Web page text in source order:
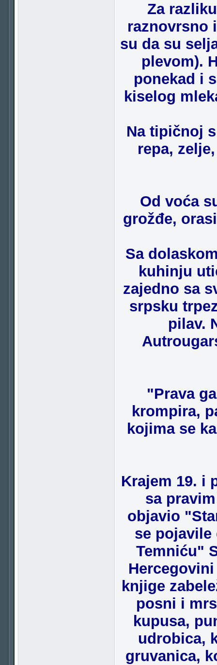
Za
raznovrsno
su da su
plevom).
ponekad i
kiselog
Na tipičnoj
repa,
Od voća
grožđe,
Sa
kuhinju
zajedno sa
srpsku
pilav.
"Prava
krompira,
kojima se
Krajem 19. i
sa
objavio
se pojavile
Temniću"
knjige
posni i
kupusa,
udrobica,
gruvanica,